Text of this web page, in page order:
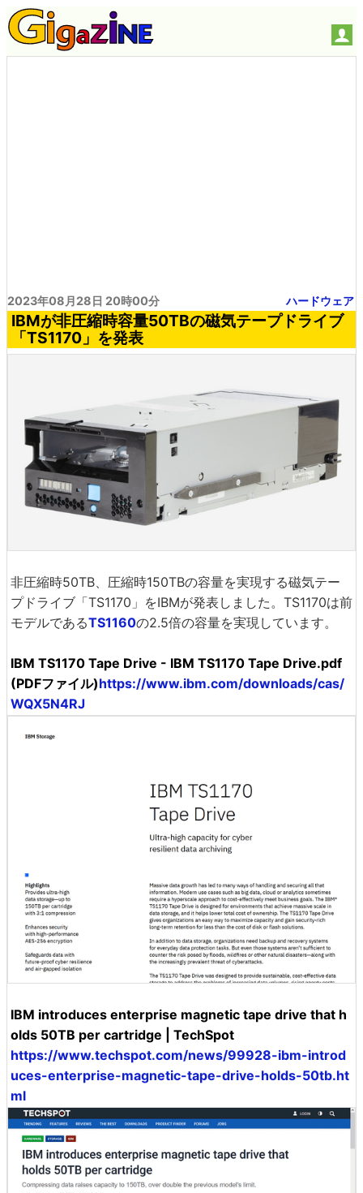
2023年08月28日 20時00分 ハードウェア
IBMが非圧縮時容量50TBの磁気テープドライブ
「TS1170」を発表
非圧縮時50TB、圧縮時150TBの容量を実現する磁気テー
プドライブ「TS1170」をIBMが発表しました。TS1170は前
モデルであるTS1160の2.5倍の容量を実現しています。
IBM TS1170 Tape Drive - IBM TS1170 Tape Drive.pdf
(PDFファイル)https://www.ibm.com/downloads/cas/
WQX5N4RJ
IBM introduces enterprise magnetic tape drive that h
olds 50TB per cartridge | TechSpot
https://www.techspot.com/news/99928-ibm-introd
uces-enterprise-magnetic-tape-drive-holds-50tb.ht
ml